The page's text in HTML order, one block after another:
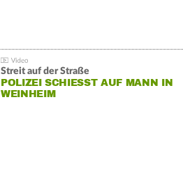
Streit auf der Straße
POLIZEI SCHIESST AUF MANN IN W
EINHEIM